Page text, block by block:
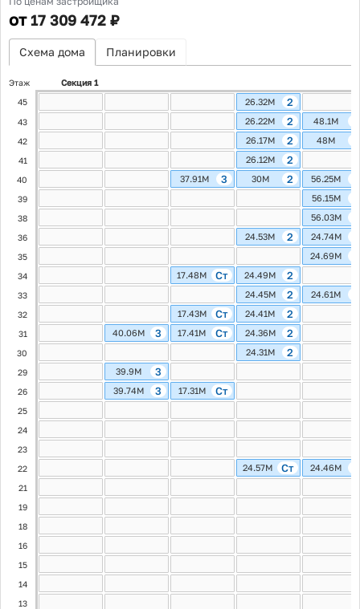
от 17 309 472 ₽
Схема дома Планировки
Этаж
Секция 1
45
2
26.32M
43 2
26.22M 48.1M
42 2
26.17M 48M
41 2
26.12M
40 3
37.91M 2
30M 56.25M
39 56.15M
38 56.03M
36 2
24.53M 24.74M
35 24.69M
34 Ст
17.48M 2
24.49M
33 2
24.45M 24.61M
32 Ст
17.43M 2
24.41M
31 3
40.06M Ст
17.41M 2
24.36M
30 2
24.31M
29 3
39.9M
26 3
39.74M Ст
17.31M
25
24
23
22
Ст
24.57M 24.46M
21
19
18
16
15
14
13